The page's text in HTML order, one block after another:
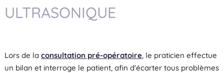
ULTRASONIQUE
Lors de la consultation pré-opératoire, le praticien effectue
un bilan et interroge le patient, afin d’écarter tous problèmes